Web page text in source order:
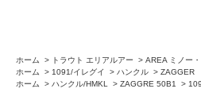
ホーム > トラウト エリアルアー > AREA ミノー
ホーム
> 1091/イレグイ > ハンクル > ZAGGER
ホーム
> ハンクル/HMKL > ZAGGRE 50B1 >